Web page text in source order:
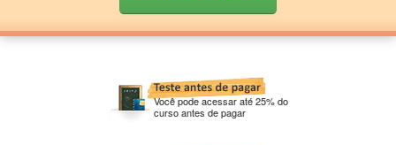
Você pode acessar até 25% do
curso antes de pagar